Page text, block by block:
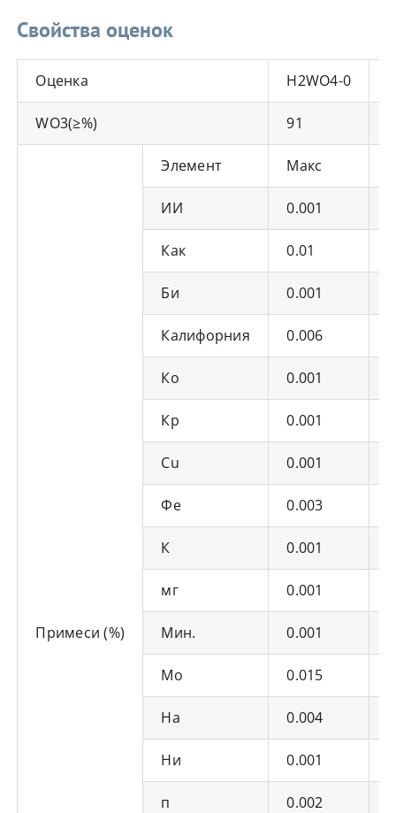
Свойства оценок
Оценка H2WO4-0
WO3(≥%) 91
Примеси (%)
Элемент Макс
ИИ 0.001
Как 0.01
Би 0.001
Калифорния 0.006
Ко 0.001
Кр 0.001
Cu 0.001
Фе 0.003
К 0.001
мг 0.001
Мин. 0.001
Мо 0.015
На 0.004
Ни 0.001
п 0.002